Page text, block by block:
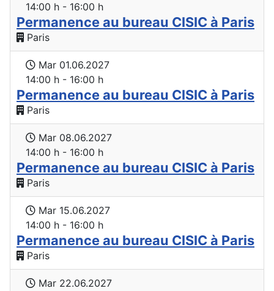
14:00 h - 16:00 h
Permanence au bureau CISIC à Paris
Paris
Mar 01.06.2027
14:00 h - 16:00 h
Permanence au bureau CISIC à Paris
Paris
Mar 08.06.2027
14:00 h - 16:00 h
Permanence au bureau CISIC à Paris
Paris
Mar 15.06.2027
14:00 h - 16:00 h
Permanence au bureau CISIC à Paris
Paris
Mar 22.06.2027